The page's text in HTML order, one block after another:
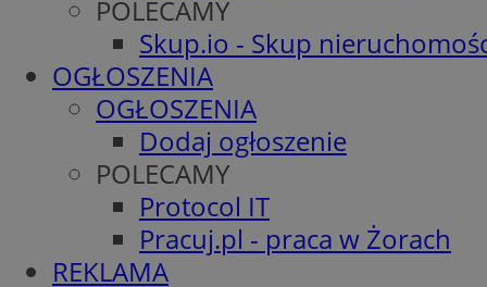
POLECAMY
Skup.io - Skup
OGŁOSZENIA
OGŁOSZENIA
Dodaj ogłoszenie
POLECAMY
Protocol IT
Pracuj.pl - praca w Żorach
REKLAMA